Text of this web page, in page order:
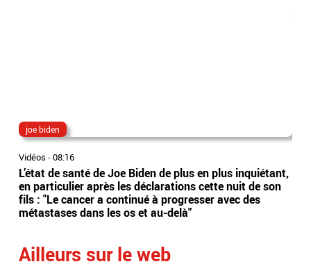
joe biden
Vidéos -08:16
L’état de santé de Joe Biden de plus en plus inquiétant,
en particulier après les déclarations cette nuit de son
fils : "Le cancer a continué à progresser avec des
métastases dans les os et au-delà"
Ailleurs sur le web